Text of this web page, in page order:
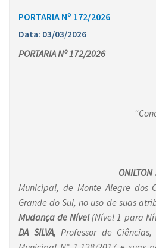
PORTARIA Nº 172/2026
Data: 03/03/2026
PORTARIA Nº 172/2026
ONILTON
Municipal, de Monte Alegre dos
Grande do Sul, no uso de suas
Mudança de Nível (Nível 1 para
DA SILVA, Professor de